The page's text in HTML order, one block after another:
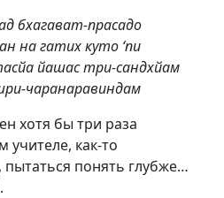
бхагават-прасадо
на гатих куто ‘пи
йашас три-сандхйам
чаранаравиндам
хотя бы три раза
учителе, как-то
понять глубже…